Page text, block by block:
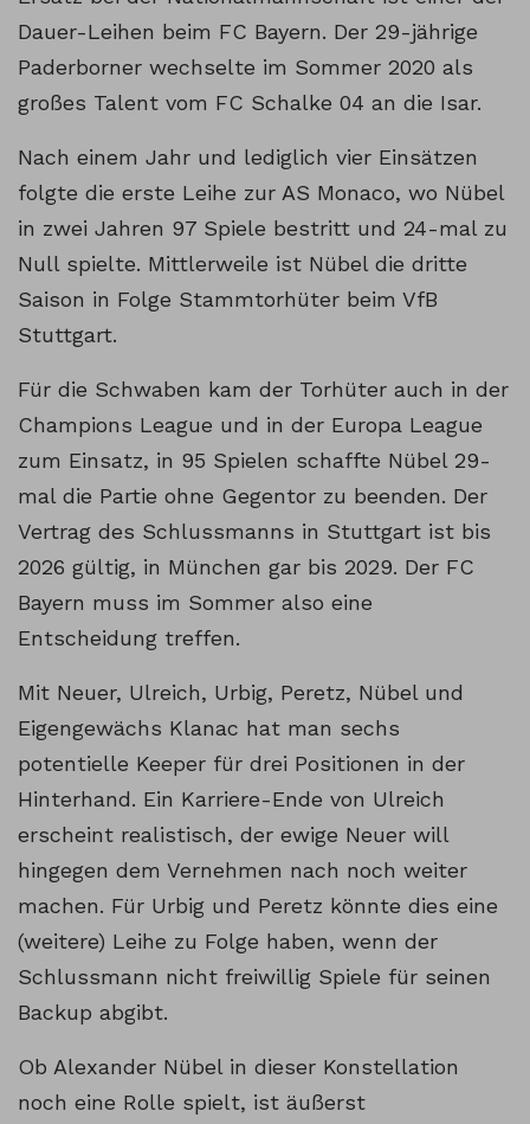
Dauer-Leihen beim FC Bayern. Der 29-jährige
Paderborner wechselte im Sommer 2020 als
großes Talent vom FC Schalke 04 an die Isar.
Nach einem Jahr und lediglich vier Einsätzen
folgte die erste Leihe zur AS Monaco, wo Nübel
in zwei Jahren 97 Spiele bestritt und 24-mal zu
Null spielte. Mittlerweile ist Nübel die dritte
Saison in Folge Stammtorhüter beim VfB
Stuttgart.
Für die Schwaben kam der Torhüter auch in der
Champions League und in der Europa League
zum Einsatz, in 95 Spielen schaffte Nübel 29-
mal die Partie ohne Gegentor zu beenden. Der
Vertrag des Schlussmanns in Stuttgart ist bis
2026 gültig, in München gar bis 2029. Der FC
Bayern muss im Sommer also eine
Entscheidung treffen.
Mit Neuer, Ulreich, Urbig, Peretz, Nübel und
Eigengewächs Klanac hat man sechs
potentielle Keeper für drei Positionen in der
Hinterhand. Ein Karriere-Ende von Ulreich
erscheint realistisch, der ewige Neuer will
hingegen dem Vernehmen nach noch weiter
machen. Für Urbig und Peretz könnte dies eine
(weitere) Leihe zu Folge haben, wenn der
Schlussmann nicht freiwillig Spiele für seinen
Backup abgibt.
Ob Alexander Nübel in dieser Konstellation
noch eine Rolle spielt, ist äußerst